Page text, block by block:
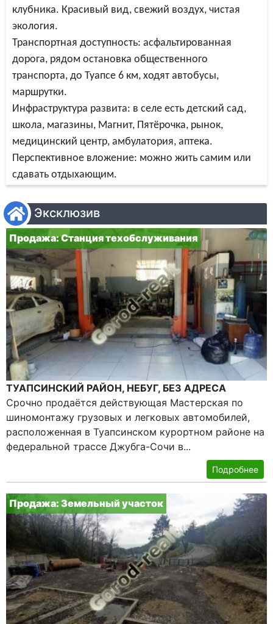
клубника. Красивый вид, свежий воздух, чистая
экология.
Транспортная доступность: асфальтированная
дорога, рядом остановка общественного
транспорта, до Туапсе 6 км, ходят автобусы,
маршрутки.
Инфраструктура развита: в селе есть детский сад,
школа, магазины, Магнит, Пятёрочка, рынок,
медицинский центр, амбулатория, аптека.
Перспективное вложение: можно жить самим или
сдавать отдыхающим.
Эксклюзив
Продажа: Станция техобслуживания
ТУАПСИНСКИЙ РАЙОН, НЕБУГ, БЕЗ АДРЕСА
Срочно продаётся действующая Мастерская по
шиномонтажу грузовых и легковых автомобилей,
расположенная в Туапсинском курортном районе на
федеральной трассе Джубга-Сочи в...
Подробнее
Продажа: Земельный участок